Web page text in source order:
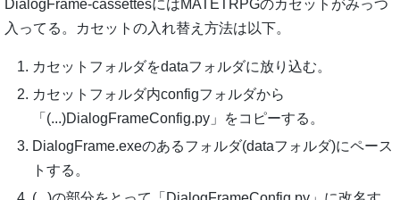
DialogFrame-cassettesにはMATETRPGのカセットがみっつ
入ってる。カセットの入れ替え方法は以下。
カセットフォルダをdataフォルダに放り込む。
カセットフォルダ内configフォルダから
「(...)DialogFrameConfig.py」をコピーする。
DialogFrame.exeのあるフォルダ(dataフォルダ)にペース
トする。